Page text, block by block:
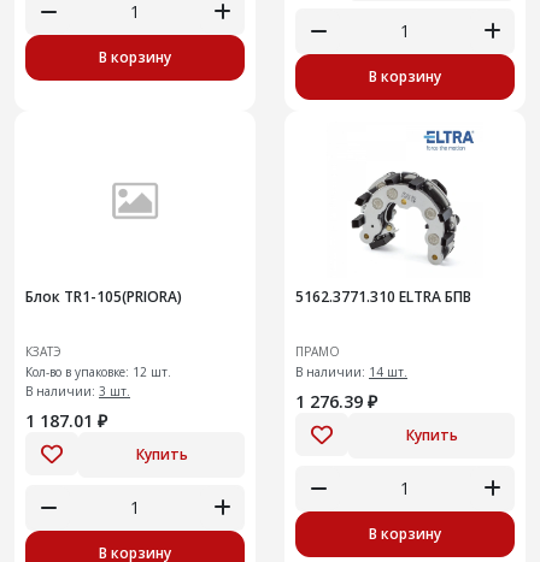
В корзину
В корзину
Блок TR1-105(PRIORA)
КЗАТЭ
Кол-во в упаковке: 12 шт.
В наличии: 3 шт.
1 187.01 ₽
Купить
В корзину
5162.3771.310 ELTRA БПВ
ПРАМО
В наличии: 14 шт.
1 276.39 ₽
Купить
В корзину